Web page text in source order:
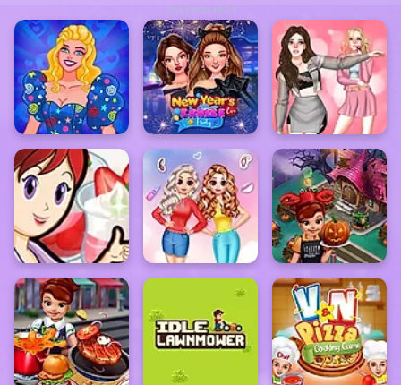
ADVERTISEMENT